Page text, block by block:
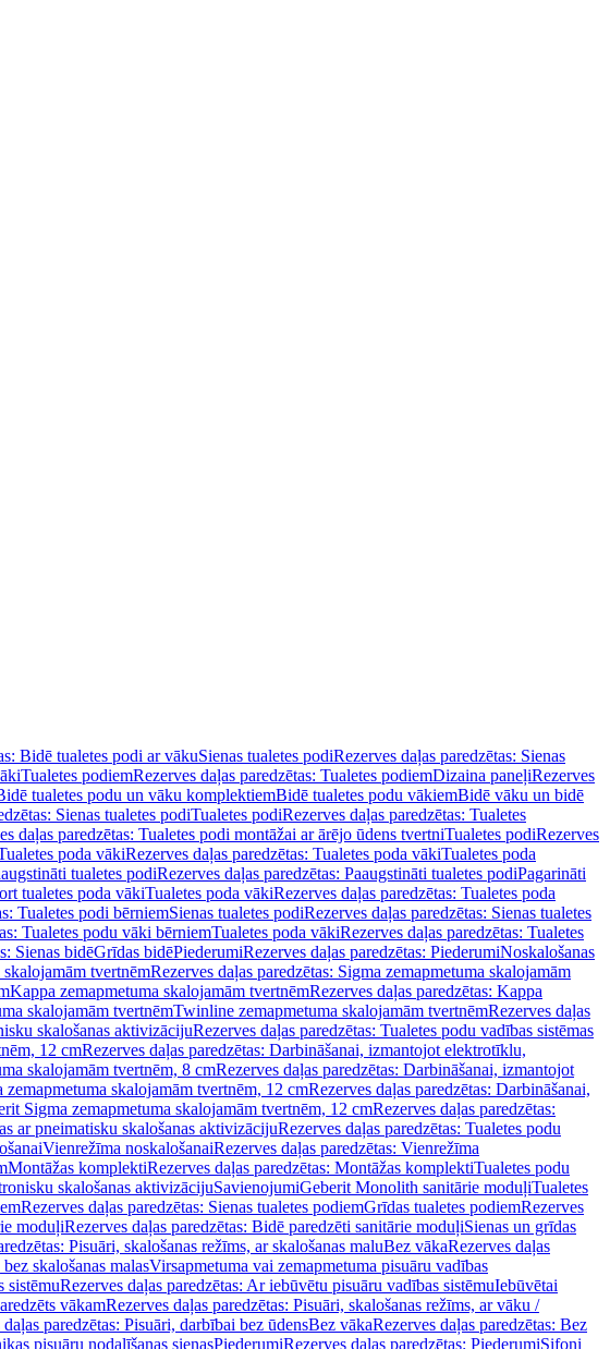
Bidē tualetes podi ar vākuSienas tualetes podiRezerves daļas paredzētas: Sienas
Tualetes podiemRezerves daļas paredzētas: Tualetes podiemDizaina paneļiRezerves
tualetes podu un vāku komplektiemBidē tualetes podu vākiemBidē vāku un bidē
Sienas tualetes podiTualetes podiRezerves daļas paredzētas: Tualetes
daļas paredzētas: Tualetes podi montāžai ar ārējo ūdens tvertniTualetes podiRezerves
poda vākiRezerves daļas paredzētas: Tualetes poda vākiTualetes poda
tualetes podiRezerves daļas paredzētas: Paaugstināti tualetes podiPagarināti
tualetes poda vākiTualetes poda vākiRezerves daļas paredzētas: Tualetes poda
Tualetes podi bērniemSienas tualetes podiRezerves daļas paredzētas: Sienas tualetes
Tualetes podu vāki bērniemTualetes poda vākiRezerves daļas paredzētas: Tualetes
Sienas bidēGrīdas bidēPiederumiRezerves daļas paredzētas: PiederumiNoskalošanas
tvertnēmRezerves daļas paredzētas: Sigma zemapmetuma skalojamām
Kappa zemapmetuma skalojamām tvertnēmRezerves daļas paredzētas: Kappa
skalojamām tvertnēmTwinline zemapmetuma skalojamām tvertnēmRezerves daļas
skalošanas aktivizācijuRezerves daļas paredzētas: Tualetes podu vadības sistēmas
12 cmRezerves daļas paredzētas: Darbināšanai, izmantojot elektrotīklu,
skalojamām tvertnēm, 8 cmRezerves daļas paredzētas: Darbināšanai, izmantojot
skalojamām tvertnēm, 12 cmRezerves daļas paredzētas: Darbināšanai,
Sigma zemapmetuma skalojamām tvertnēm, 12 cmRezerves daļas paredzētas:
ar pneimatisku skalošanas aktivizācijuRezerves daļas paredzētas: Tualetes podu
Vienrežīma noskalošanaiRezerves daļas paredzētas: Vienrežīma
Montāžas komplektiRezerves daļas paredzētas: Montāžas komplektiTualetes podu
skalošanas aktivizācijuSavienojumiGeberit Monolith sanitārie moduļiTualetes
Rezerves daļas paredzētas: Sienas tualetes podiemGrīdas tualetes podiemRezerves
moduļiRezerves daļas paredzētas: Bidē paredzēti sanitārie moduļiSienas un grīdas
Pisuāri, skalošanas režīms, ar skalošanas maluBez vākaRezerves daļas
skalošanas malasVirsapmetuma vai zemapmetuma pisuāru vadības
sistēmuRezerves daļas paredzētas: Ar iebūvētu pisuāru vadības sistēmuIebūvētai
vākamRezerves daļas paredzētas: Pisuāri, skalošanas režīms, ar vāku /
daļas paredzētas: Pisuāri, darbībai bez ūdensBez vākaRezerves daļas paredzētas: Bez
pisuāru nodalīšanas sienasPiederumiRezerves daļas paredzētas: PiederumiSifoni